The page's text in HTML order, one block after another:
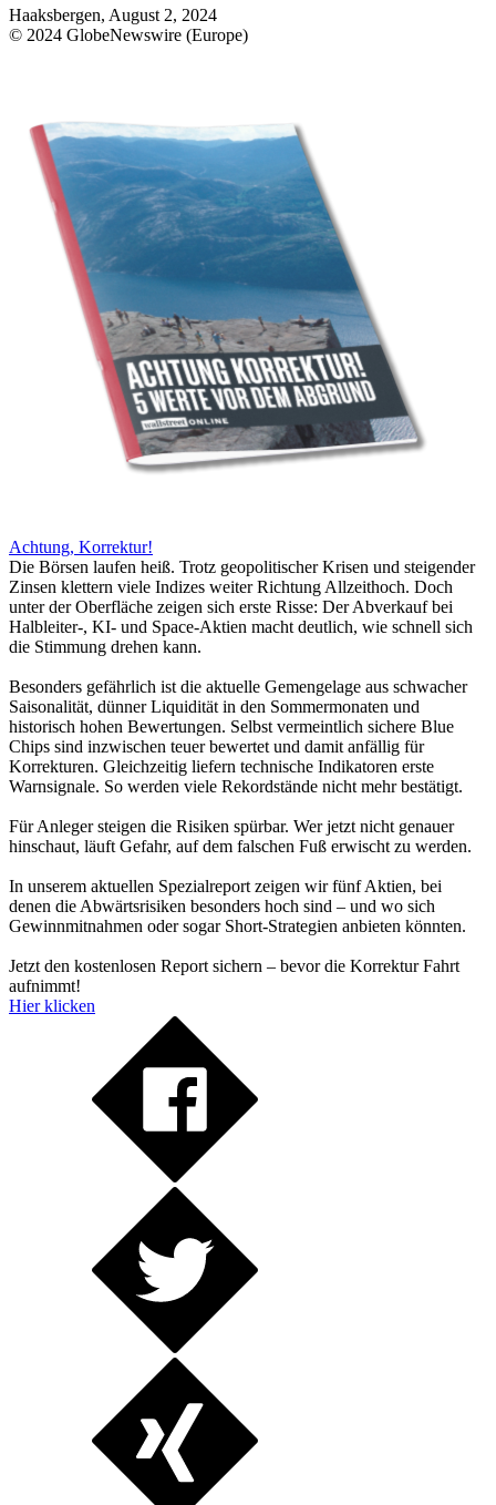
Haaksbergen, August 2, 2024
© 2024 GlobeNewswire (Europe)
Achtung, Korrektur!
Die Börsen laufen heiß. Trotz geopolitischer Krisen und steigender
Zinsen klettern viele Indizes weiter Richtung Allzeithoch. Doch
unter der Oberfläche zeigen sich erste Risse: Der Abverkauf bei
Halbleiter-, KI- und Space-Aktien macht deutlich, wie schnell sich
die Stimmung drehen kann.
Besonders gefährlich ist die aktuelle Gemengelage aus schwacher
Saisonalität, dünner Liquidität in den Sommermonaten und
historisch hohen Bewertungen. Selbst vermeintlich sichere Blue
Chips sind inzwischen teuer bewertet und damit anfällig für
Korrekturen. Gleichzeitig liefern technische Indikatoren erste
Warnsignale. So werden viele Rekordstände nicht mehr bestätigt.
Für Anleger steigen die Risiken spürbar. Wer jetzt nicht genauer
hinschaut, läuft Gefahr, auf dem falschen Fuß erwischt zu werden.
In unserem aktuellen Spezialreport zeigen wir fünf Aktien, bei
denen die Abwärtsrisiken besonders hoch sind – und wo sich
Gewinnmitnahmen oder sogar Short-Strategien anbieten könnten.
Jetzt den kostenlosen Report sichern – bevor die Korrektur Fahrt
aufnimmt!
Hier klicken